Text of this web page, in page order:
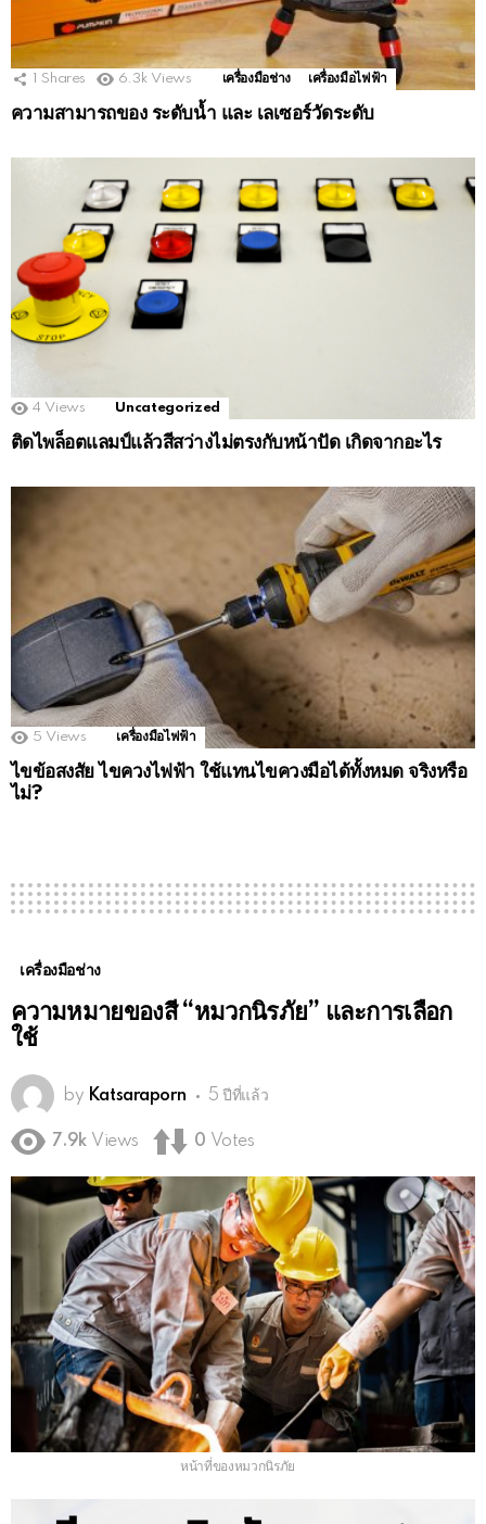
Shares 6.3k Views เครื่องมือช่าง เครื่องมือไฟฟ้า
ความสามารถของ ระดับน้ำ และ เลเซอร์วัดระดับ
4 Views Uncategorized
ติดไพล็อตแลมป์แล้วสีสว่างไม่ตรงกับหน้าปัด เกิดจากอะไร
5 Views เครื่องมือไฟฟ้า
ไขข้อสงสัย ไขควงไฟฟ้า ใช้แทนไขควงมือได้ทั้งหมด จริงหรือ
ไม่?
เครื่องมือช่าง
ความหมายของสี “หมวกนิรภัย” และการเลือก
ใช้
by Katsaraporn 5 ปีที่แล้ว
7.9k Views 0 Votes
หน้าที่ของหมวกนิรภัย